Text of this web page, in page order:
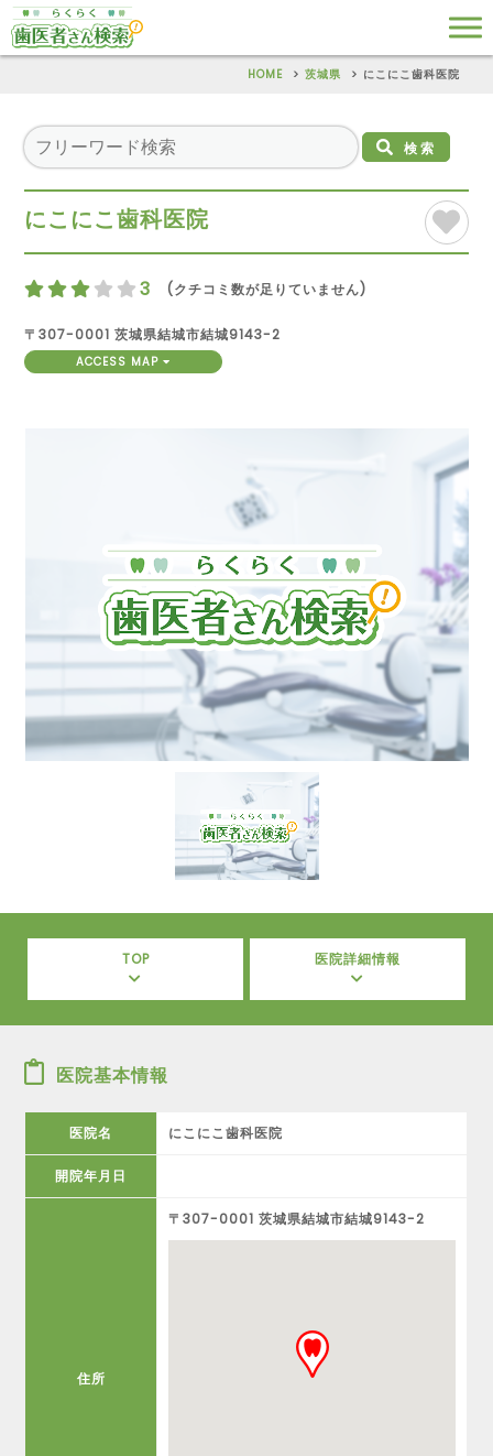
HOME 茨城県 にこにこ歯科医院
検索
にこにこ歯科医院
3 (クチコミ数が足りていません)
〒307-0001 茨城県結城市結城9143-2
ACCESS MAP
TOP 医院詳細情報
医院基本情報
医院名 にこにこ歯科医院
開院年月日
住所
〒307-0001 茨城県結城市結城9143-2